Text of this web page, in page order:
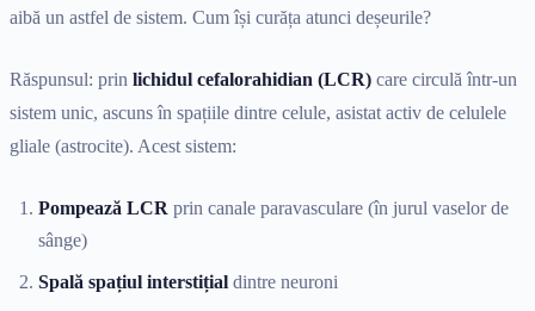
aibă un astfel de sistem. Cum își curăța atunci deșeurile?
Răspunsul: prin lichidul cefalorahidian (LCR) care circulă într-un
sistem unic, ascuns în spațiile dintre celule, asistat activ de celulele
gliale (astrocite). Acest sistem:
Pompează LCR prin canale paravasculare (în jurul vaselor de
sânge)
Spală spațiul interstițial dintre neuroni